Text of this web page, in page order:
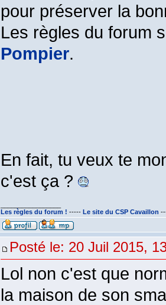
pour préserver la
Les règles du forum
Pompier.
En fait, tu veux te
c'est ça ?
Les règles du forum ! ----- Le site du CSP Cavaillon
Posté le: 20 Juil 2015,
Lol non c'est que
la maison de son